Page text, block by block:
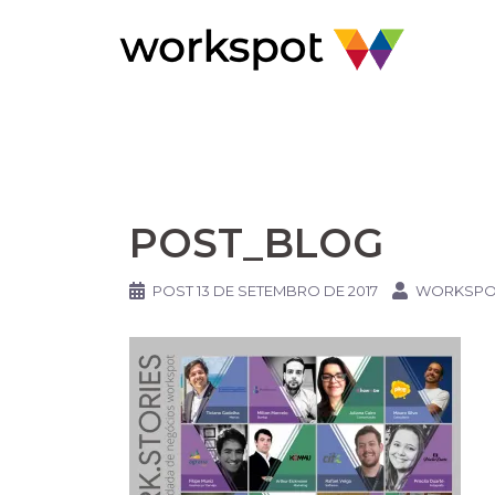
POST_BLOG
POST13 DE SETEMBRO DE 2017